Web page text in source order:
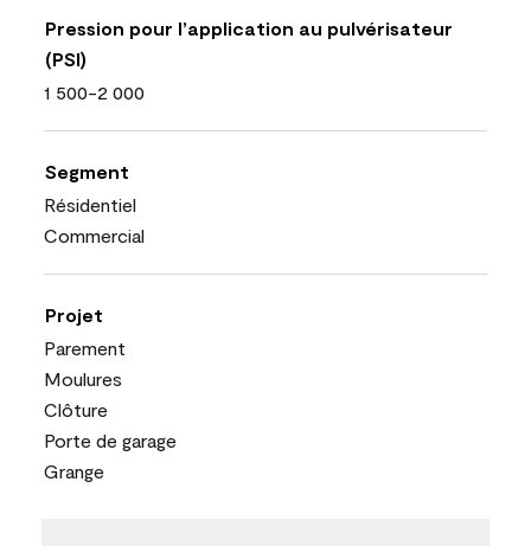
Pression pour l’application au pulvérisateur
(PSI)
1 500-2 000
Segment
Résidentiel
Commercial
Projet
Parement
Moulures
Clôture
Porte de garage
Grange